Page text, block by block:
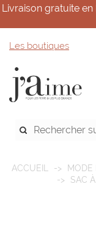
Livraison gratuite
Les boutiques
ACCUEIL MODE
SAC